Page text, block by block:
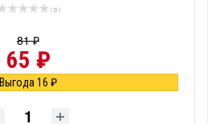
( 0 )
81 ₽
65 ₽
Выгода 16 ₽